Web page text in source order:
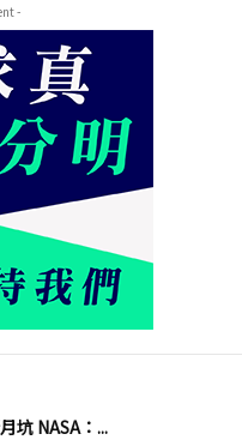
-
坑 NASA：...